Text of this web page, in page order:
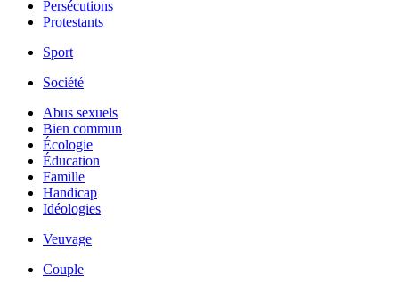
Persécutions
Protestants
Sport
Société
Abus sexuels
Bien commun
Écologie
Éducation
Famille
Handicap
Idéologies
Veuvage
Couple